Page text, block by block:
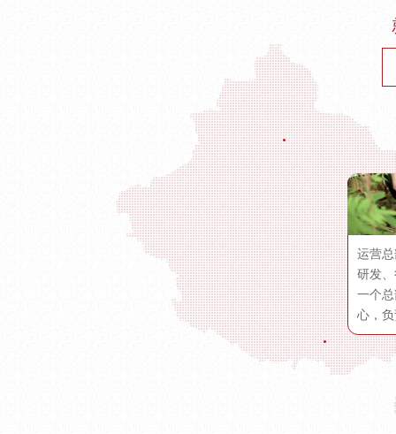
运营
研发
一个
心，